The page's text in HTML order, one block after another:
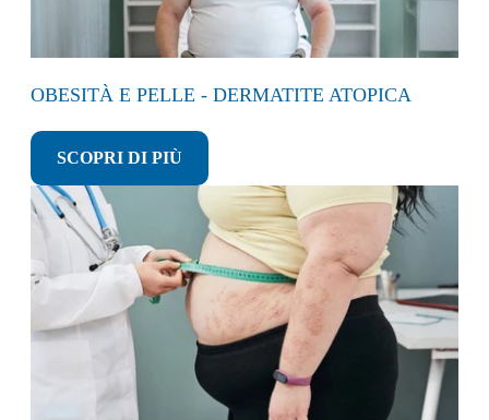
OBESITÀ E PELLE - DERMATITE ATOPICA
SCOPRI DI PIÙ